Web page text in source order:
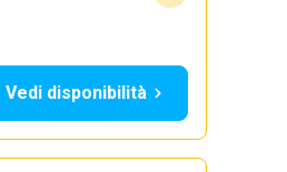
Vedi disponibilità